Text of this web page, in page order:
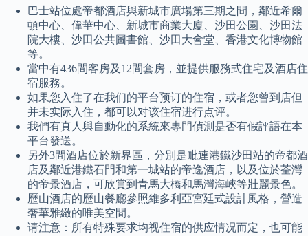
巴士站位處帝都酒店與新城市廣場第三期之間，鄰近希爾
頓中心、偉華中心、新城市商業大廈、沙田公園、沙田法
院大樓、沙田公共圖書館、沙田大會堂、香港文化博物館
等。
當中有436間客房及12間套房，並提供服務式住宅及酒店住
宿服務。
如果您入住了在我们的平台预订的住宿，或者您曾到店但
并未实际入住，都可以对该住宿进行点评。
我們有真人與自動化的系統來專門偵測是否有假評語在本
平台發送。
另外3間酒店位於新界區，分別是毗連港鐵沙田站的帝都酒
店及鄰近港鐵石門和第一城站的帝逸酒店，以及位於荃灣
的帝景酒店，可欣賞到青馬大橋和馬灣海峽等壯麗景色。
歷山酒店的歷山餐廳參照維多利亞宮廷式設計風格，營造
奢華雅緻的唯美空間。
请注意：所有特殊要求均视住宿的供应情况而定，也可能